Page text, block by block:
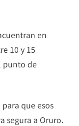
en
10 y 15
punto de
que esos
segura a Oruro.